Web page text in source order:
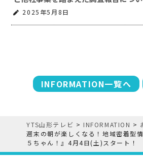
2025年5月8日
INFORMATION一覧へ
YTS山形テレビ > INFORMATION >
週末の朝が楽しくなる！地域密着型
５ちゃん！』4月4日(土)スタート！